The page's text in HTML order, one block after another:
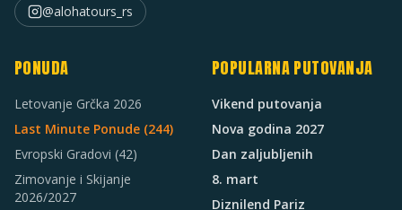
@alohatours_rs
PONUDA
Letovanje Grčka 2026
Last Minute Ponude (244)
Evropski Gradovi (42)
Zimovanje i Skijanje
2026/2027
POPULARNA PUTOVANJA
Vikend putovanja
Nova godina 2027
Dan zaljubljenih
8. mart
Diznilend Pariz